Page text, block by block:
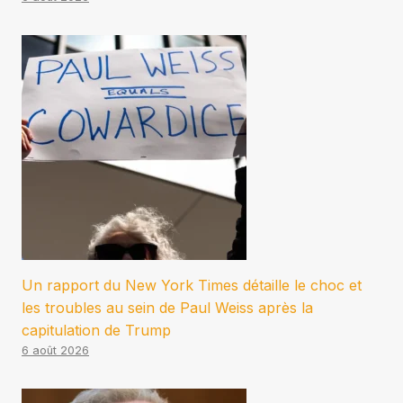
Un rapport du New York Times détaille le choc et
les troubles au sein de Paul Weiss après la
capitulation de Trump
6 août 2026